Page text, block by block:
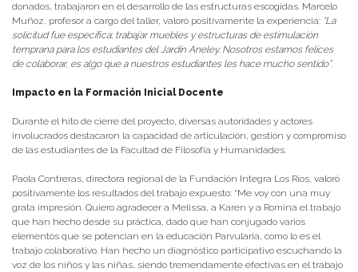
donados, trabajaron en el desarrollo de las estructuras escogidas. Marcelo
Muñoz, profesor a cargo del taller, valoró positivamente la experiencia: “La
solicitud fue específica; trabajar muebles y estructuras de estimulación
temprana para los estudiantes del Jardín Aneley. Nosotros estamos felices
de colaborar, es algo que a nuestros estudiantes les hace mucho sentido”.
Impacto en la Formación Inicial Docente
Durante el hito de cierre del proyecto, diversas autoridades y actores
involucrados destacaron la capacidad de articulación, gestión y compromiso
de las estudiantes de la Facultad de Filosofía y Humanidades.
Paola Contreras, directora regional de la Fundación Integra Los Ríos, valoró
positivamente los resultados del trabajo expuesto: “Me voy con una muy
grata impresión. Quiero agradecer a Melissa, a Karen y a Romina el trabajo
que han hecho desde su práctica, dado que han conjugado varios
elementos que se potencian en la educación Parvularia, como lo es el
trabajo colaborativo. Han hecho un diagnóstico participativo escuchando la
voz de los niños y las niñas, siendo tremendamente efectivas en el trabajo